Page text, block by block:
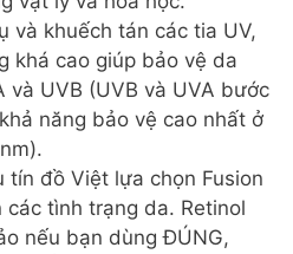
và khuếch tán các tia UV,
khá cao giúp bảo vệ da
và UVB (UVB và UVA bước
năng bảo vệ cao nhất ở
tín đồ Việt lựa chọn Fusion
các tình trạng da. Retinol
nếu bạn dùng ĐÚNG,